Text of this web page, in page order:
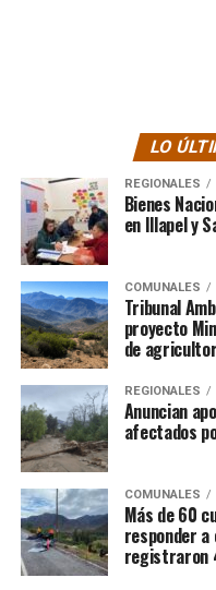
LO
REGIONALES
Bienes
en Illapel y
COMUNALES
Tribunal
proyecto
de
REGIONALES
Anuncian
afectados
COMUNALES
Más de 60
responder a
registraron